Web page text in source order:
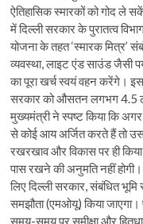
ऐतिहासिक स्मारकों को गोद ले
में दिल्ली सरकार के पुरातत्व
योजना के तहत ‘स्मारक मित्र’
व्यवस्था, लाइट एंड साउंड जैसी
का पूरा खर्च स्वयं वहन करेंगे।
सरकार को औसतन लगभग 4.5
मुख्यमंत्री ने स्पष्ट किया कि
से कोई आय अर्जित करते हैं तो
रखरखाव और विकास पर ही
पास रखने की अनुमति नहीं
लिए दिल्ली सरकार, संबंधित भूमि
समझौता (एमओयू) किया जाएगा।
समय-समय पर समीक्षा और